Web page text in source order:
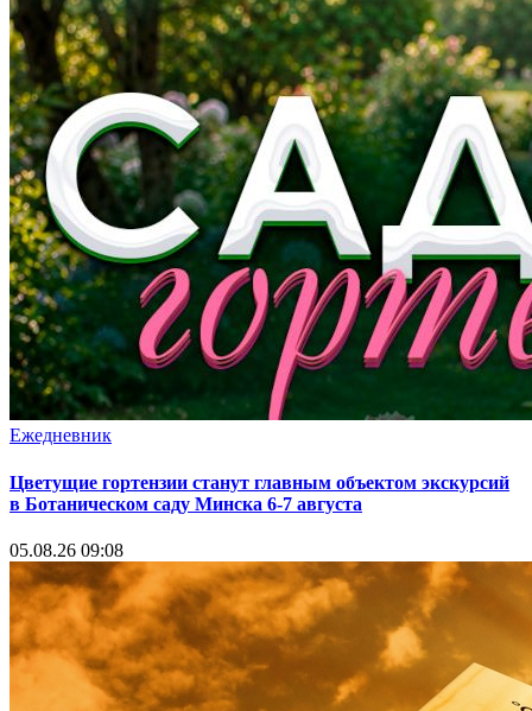
Ежедневник
Цветущие гортензии станут главным объектом экскурсий
в Ботаническом саду Минска 6-7 августа
05.08.26 09:08